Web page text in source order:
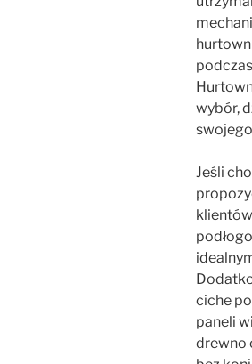
wybór,
Jeśli
ciche
paneli
drewno